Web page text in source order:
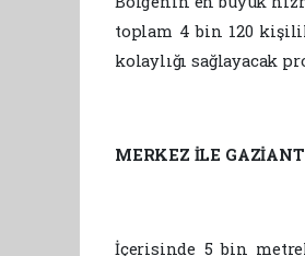
toplam 4 bin 120
kolaylığı sağlayacak
MERKEZ İLE
İçerisinde 5 bin